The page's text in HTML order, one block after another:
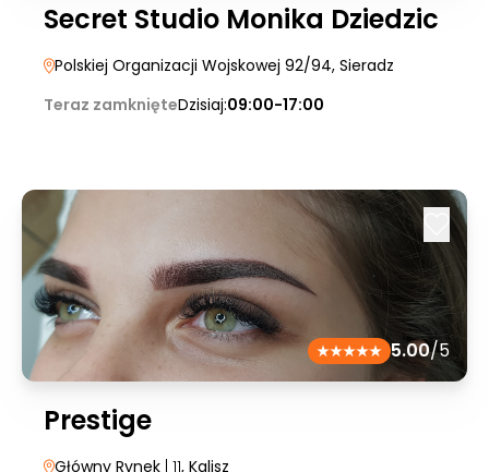
Secret Studio Monika Dziedzic
Polskiej Organizacji Wojskowej 92/94, Sieradz
Teraz zamknięteDzisiaj:09:00-17:00
5.00/5
Prestige
Główny Rynek | 11, Kalisz